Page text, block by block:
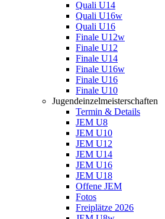
Quali U14
Quali U16w
Quali U16
Finale U12w
Finale U12
Finale U14
Finale U16w
Finale U16
Finale U10
Jugendeinzelmeisterschaften
Termin & Details
JEM U8
JEM U10
JEM U12
JEM U14
JEM U16
JEM U18
Offene JEM
Fotos
Freiplätze 2026